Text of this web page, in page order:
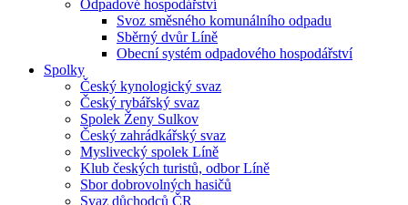
Odpadové hospodářství
Svoz směsného komunálního odpadu
Sběrný dvůr Líně
Obecní systém odpadového hospodářství
Spolky
Český kynologický svaz
Český rybářský svaz
Spolek Ženy Sulkov
Český zahrádkářský svaz
Myslivecký spolek Líně
Klub českých turistů, odbor Líně
Sbor dobrovolných hasičů
Svaz důchodců ČR